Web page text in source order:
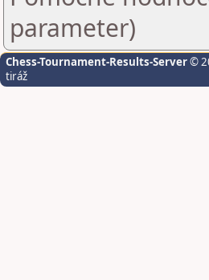
parameter)
Chess-Tournament-Results-Server©
tiráž